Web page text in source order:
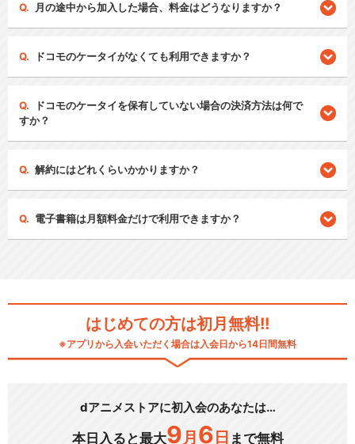
月の途中から加入した場合、料金はどうなりますか？
ドコモのケータイがなくても利用できますか？
ドコモのケータイを保有していない場合の決済方法は何で
すか？
解約にはどれくらいかかりますか？
電子書籍は月額料金だけで利用できますか？
はじめての方は初月無料!!
※アプリから入会いただく場合は入会日から14日間無料
dアニメストアに初入会のあなたは…
本日入ると最大9 月 6 日 まで無料